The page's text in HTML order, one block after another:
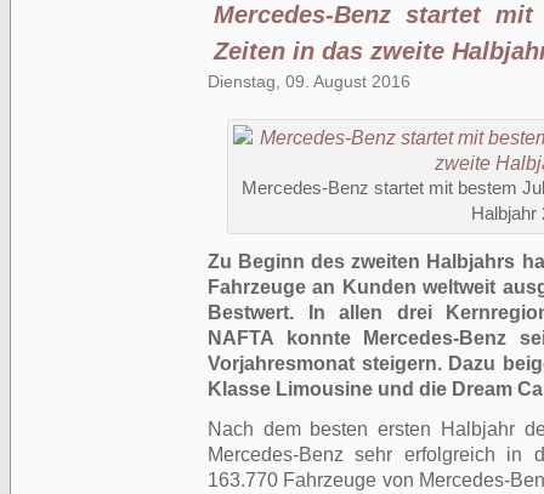
Mercedes-Benz startet
Zeiten in das zweite
Dienstag, 09. August 2016
Mercedes-Benz startet mit bestem
Halbjahr
Zu Beginn des zweiten Halbjahrs
Fahrzeuge an Kunden weltweit
Bestwert. In allen drei
NAFTA konnte Mercedes-Benz
Vorjahresmonat steigern. Dazu
Klasse Limousine und die Dream
Nach dem besten ersten Halbjahr
Mercedes-Benz sehr erfolgreich in
163.770 Fahrzeuge von Mercedes-